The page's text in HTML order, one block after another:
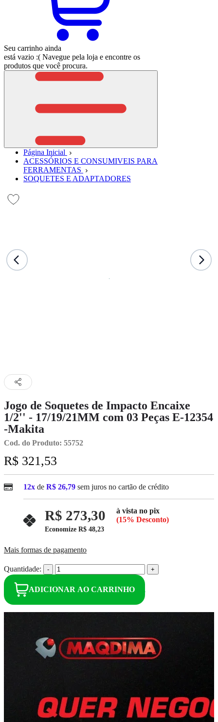
Seu carrinho ainda
está vazio :( Navegue pela loja e encontre os
produtos que você procura.
Página Inicial
ACESSÓRIOS E CONSUMIVEIS PARA
FERRAMENTAS
SOQUETES E ADAPTADORES
Jogo de Soquetes de Impacto Encaixe
1/2'' - 17/19/21MM com 03 Peças E-12354
-Makita
Cod. do Produto: 55752
R$ 321,53
12x de R$ 26,79 sem juros no cartão de crédito
R$ 273,30
à vista no pix
(15% Desconto)
Economize R$ 48,23
Mais formas de pagamento
Quantidade: - +
ADICIONAR AO CARRINHO